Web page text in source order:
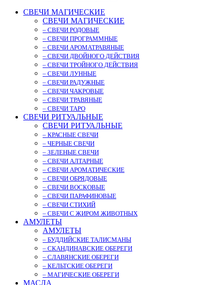
СВЕЧИ МАГИЧЕСКИЕ
СВЕЧИ МАГИЧЕСКИЕ
– СВЕЧИ РОДОВЫЕ
– СВЕЧИ ПРОГРАММНЫЕ
– СВЕЧИ АРОМАТРАВЯНЫЕ
– СВЕЧИ ДВОЙНОГО ДЕЙСТВИЯ
– СВЕЧИ ТРОЙНОГО ДЕЙСТВИЯ
– СВЕЧИ ЛУННЫЕ
– СВЕЧИ РАДУЖНЫЕ
– СВЕЧИ ЧАКРОВЫЕ
– СВЕЧИ ТРАВЯНЫЕ
– СВЕЧИ ТАРО
СВЕЧИ РИТУАЛЬНЫЕ
СВЕЧИ РИТУАЛЬНЫЕ
– КРАСНЫЕ СВЕЧИ
– ЧЕРНЫЕ СВЕЧИ
– ЗЕЛЕНЫЕ СВЕЧИ
– СВЕЧИ АЛТАРНЫЕ
– СВЕЧИ АРОМАТИЧЕСКИЕ
– СВЕЧИ ОБРЯДОВЫЕ
– СВЕЧИ ВОСКОВЫЕ
– СВЕЧИ ПАРАФИНОВЫЕ
– СВЕЧИ СТИХИЙ
– СВЕЧИ С ЖИРОМ ЖИВОТНЫХ
АМУЛЕТЫ
АМУЛЕТЫ
– БУДДИЙСКИЕ ТАЛИСМАНЫ
– СКАНДИНАВСКИЕ ОБЕРЕГИ
– СЛАВЯНСКИЕ ОБЕРЕГИ
– КЕЛЬТСКИЕ ОБЕРЕГИ
– МАГИЧЕСКИЕ ОБЕРЕГИ
МАСЛА